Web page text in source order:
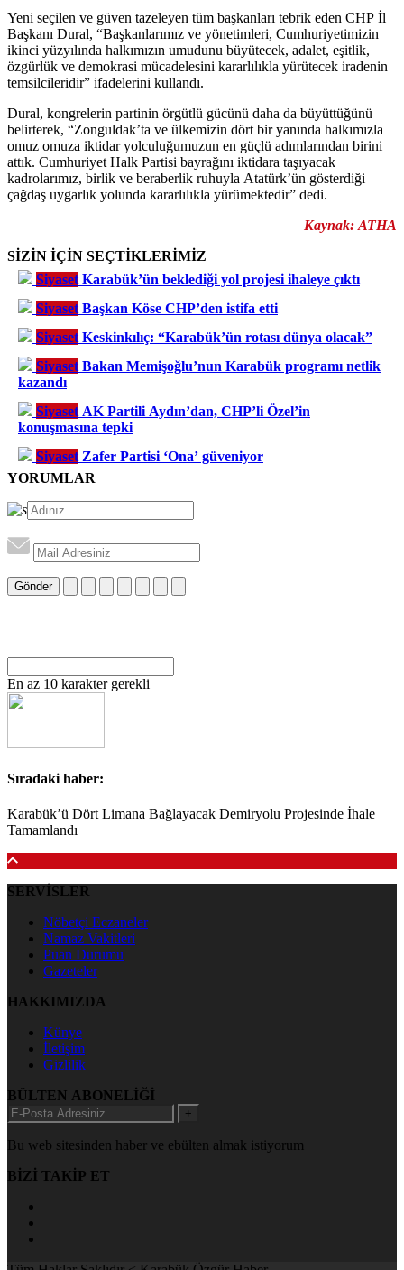
Yeni seçilen ve güven tazeleyen tüm başkanları tebrik eden CHP İl
Başkanı Dural, “Başkanlarımız ve yönetimleri, Cumhuriyetimizin
ikinci yüzyılında halkımızın umudunu büyütecek, adalet, eşitlik,
özgürlük ve demokrasi mücadelesini kararlılıkla yürütecek iradenin
temsilcileridir” ifadelerini kullandı.
Dural, kongrelerin partinin örgütlü gücünü daha da büyüttüğünü
belirterek, “Zonguldak’ta ve ülkemizin dört bir yanında halkımızla
omuz omuza iktidar yolculuğumuzun en güçlü adımlarından birini
attık. Cumhuriyet Halk Partisi bayrağını iktidara taşıyacak
kadrolarımız, birlik ve beraberlik ruhuyla Atatürk’ün gösterdiği
çağdaş uygarlık yolunda kararlılıkla yürümektedir” dedi.
Kaynak: ATHA
SİZİN İÇİN SEÇTİKLERİMİZ
Siyaset Karabük’ün beklediği yol projesi ihaleye çıktı
Siyaset Başkan Köse CHP’den istifa etti
Siyaset Keskinkılıç: “Karabük’ün rotası dünya olacak”
Siyaset Bakan Memişoğlu’nun Karabük programı netlik
kazandı
Siyaset AK Partili Aydın’dan, CHP’li Özel’in
konuşmasına tepki
Siyaset Zafer Partisi ‘Ona’ güveniyor
YORUMLAR
Gönder
En az 10 karakter gerekli
Sıradaki haber:
Karabük’ü Dört Limana Bağlayacak Demiryolu Projesinde İhale
Tamamlandı
SERVİSLER
Nöbetçi Eczaneler
Namaz Vakitleri
Puan Durumu
Gazeteler
HAKKIMIZDA
Künye
İletişim
Gizlilik
BÜLTEN ABONELİĞİ
+
Bu web sitesinden haber ve ebülten almak istiyorum
BİZİ TAKİP ET